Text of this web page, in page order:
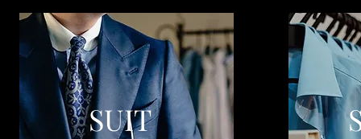
SUIT